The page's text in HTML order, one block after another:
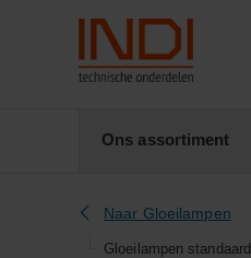
Ons assortiment
Naar Gloeilampen
Gloeilampen standaard